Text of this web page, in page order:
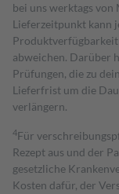
bei uns werktags von
Lieferzeitpunkt kann
abweichen. Darüber
Prüfungen, die zu
Lieferfrist um die
verlängern.
4Für
Rezept aus und der
gesetzliche
Kosten dafür, der